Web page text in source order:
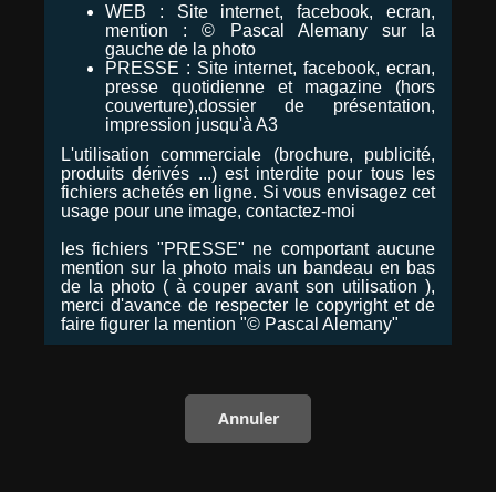
WEB : Site internet, facebook, ecran,
mention : © Pascal Alemany sur la
gauche de la photo
PRESSE : Site internet, facebook, ecran,
presse quotidienne et magazine (hors
couverture),dossier de présentation,
impression jusqu'à A3
L'utilisation commerciale (brochure, publicité,
produits dérivés ...) est interdite pour tous les
fichiers achetés en ligne. Si vous envisagez cet
usage pour une image, contactez-moi
les fichiers "PRESSE" ne comportant aucune
mention sur la photo mais un bandeau en bas
de la photo ( à couper avant son utilisation ),
merci d'avance de respecter le copyright et de
faire figurer la mention "© Pascal Alemany"
Annuler